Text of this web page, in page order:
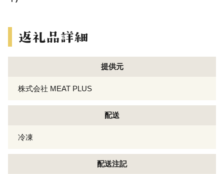
提供元
株式会社 MEAT PLUS
配送
冷凍
配送注記